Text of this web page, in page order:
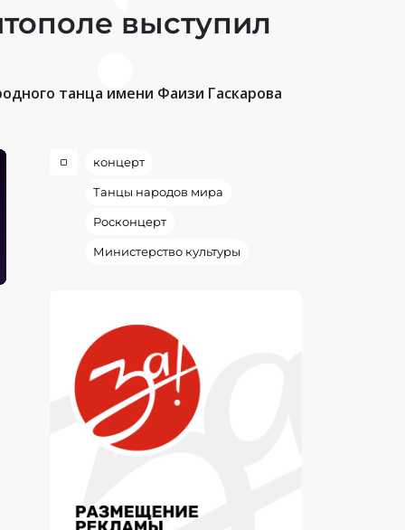
выступил
танца имени Фаизи Гаскарова
концерт
Танцы народов мира
Росконцерт
Министерство культуры